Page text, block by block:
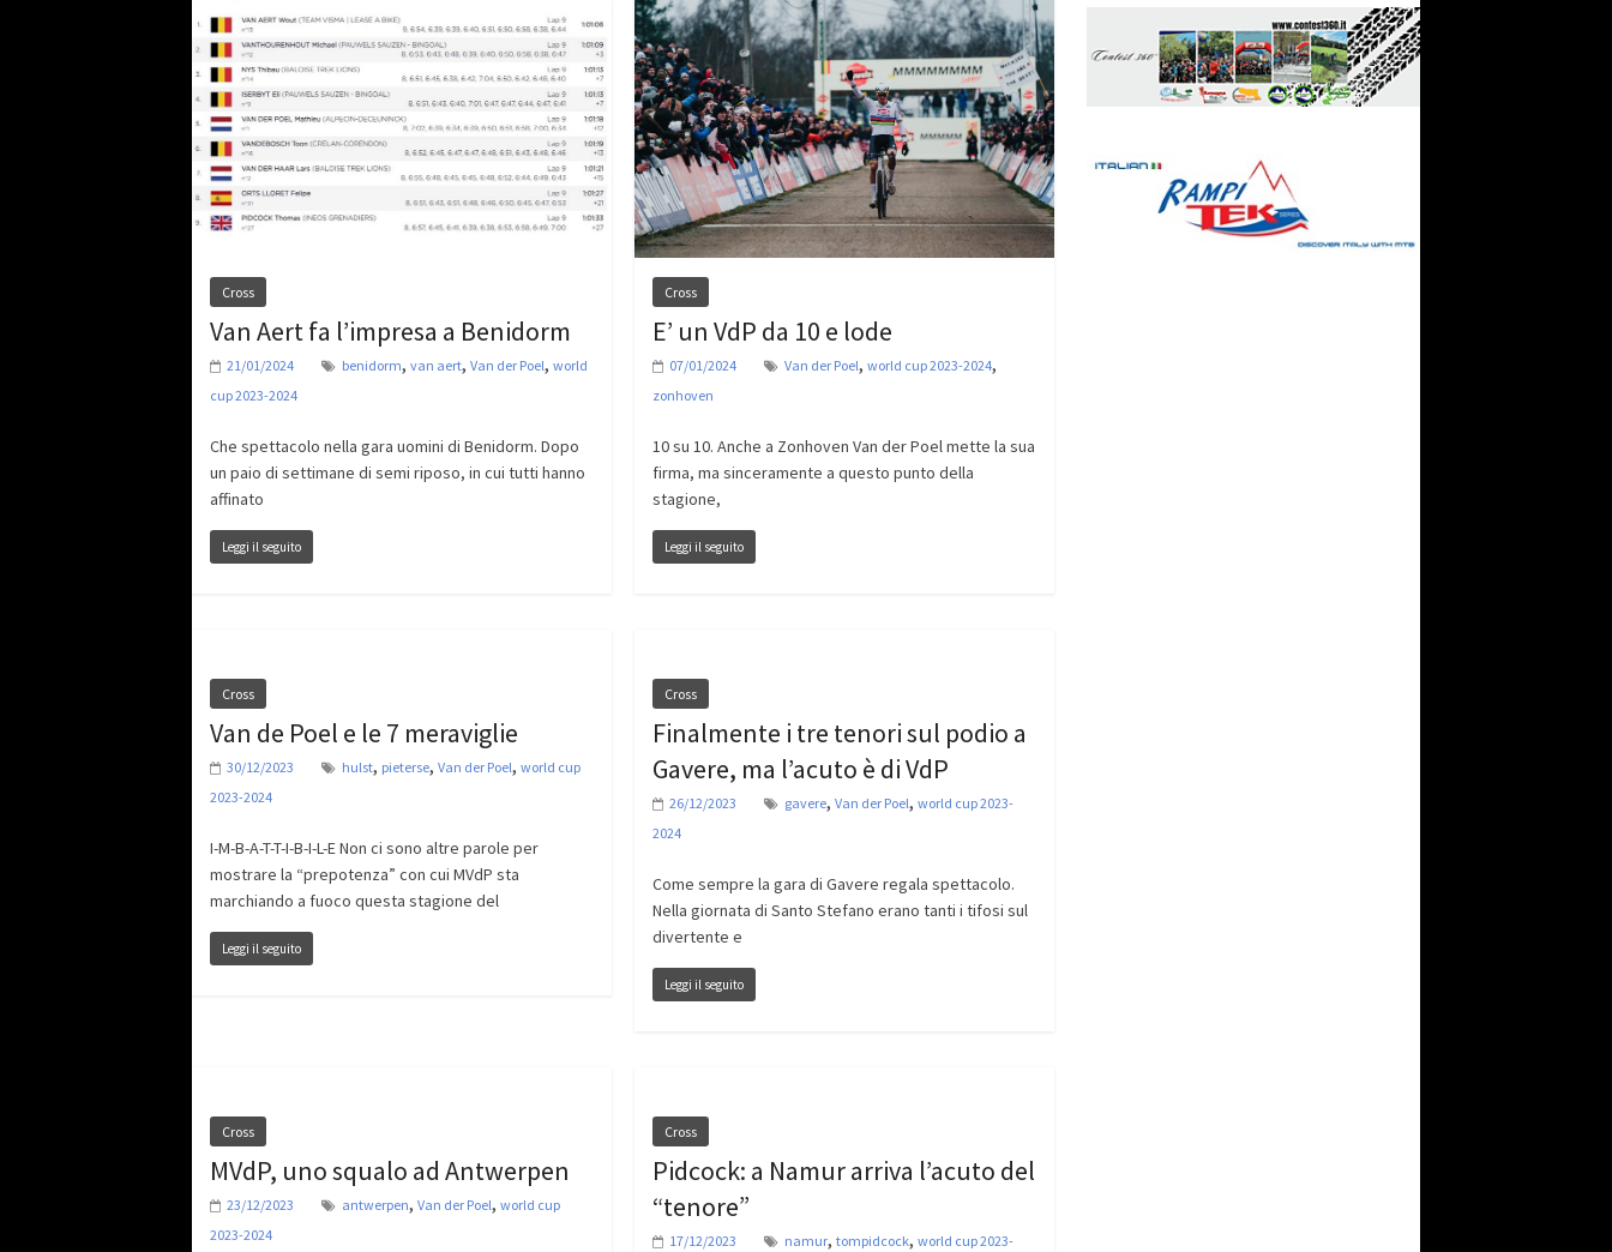
Cross
Van Aert fa l’impresa a Benidorm
21/01/2024 benidorm, van aert, Van der Poel, world
cup 2023-2024
Che spettacolo nella gara uomini di Benidorm. Dopo
un paio di settimane di semi riposo, in cui tutti hanno
affinato
Leggi il seguito
Cross
E’ un VdP da 10 e lode
07/01/2024 Van der Poel, world cup 2023-2024,
zonhoven
10 su 10. Anche a Zonhoven Van der Poel mette la sua
firma, ma sinceramente a questo punto della
stagione,
Leggi il seguito
Cross
Van de Poel e le 7 meraviglie
30/12/2023 hulst, pieterse, Van der Poel, world cup
2023-2024
I-M-B-A-T-T-I-B-I-L-E Non ci sono altre parole per
mostrare la “prepotenza” con cui MVdP sta
marchiando a fuoco questa stagione del
Leggi il seguito
Cross
Finalmente i tre tenori sul podio a
Gavere, ma l’acuto è di VdP
26/12/2023 gavere, Van der Poel, world cup 2023-
2024
Come sempre la gara di Gavere regala spettacolo.
Nella giornata di Santo Stefano erano tanti i tifosi sul
divertente e
Leggi il seguito
Cross
MVdP, uno squalo ad Antwerpen
23/12/2023 antwerpen, Van der Poel, world cup
2023-2024
Cross
Pidcock: a Namur arriva l’acuto del
“tenore”
17/12/2023 namur, tompidcock, world cup 2023-